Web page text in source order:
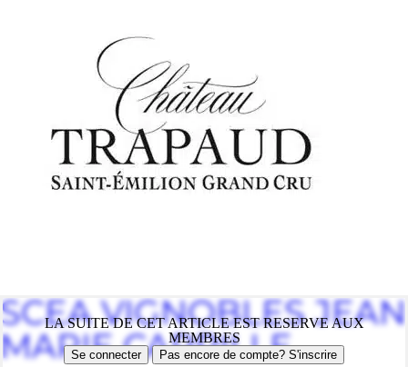
LA SUITE DE CET ARTICLE EST RESERVE AUX
MEMBRES
Se connecter Pas encore de compte? S'inscrire
SCEA VIGNOBLES JEAN
MARIE CARRILLE